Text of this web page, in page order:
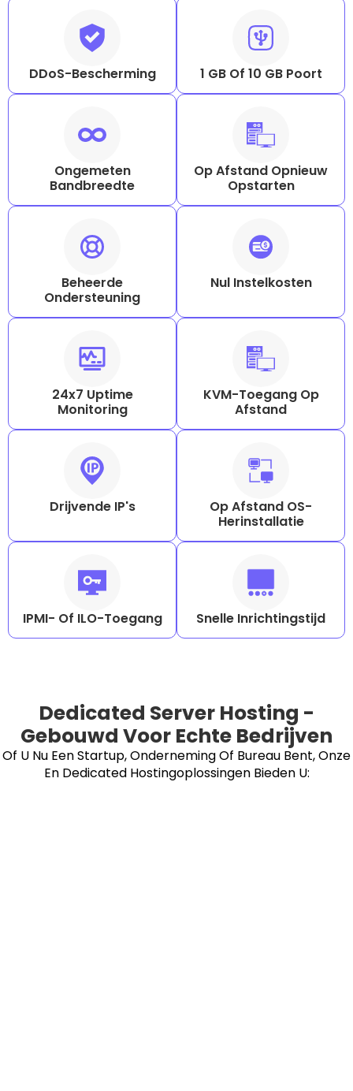
DDoS-Bescherming 1 GB Of 10 GB Poort
Ongemeten
Bandbreedte
Op Afstand Opnieuw
Opstarten
Beheerde
Ondersteuning
Nul Instelkosten
24x7 Uptime
Monitoring
KVM-Toegang Op
Afstand
Drijvende IP's
Op Afstand OS-
Herinstallatie
IPMI- Of ILO-Toegang Snelle Inrichtingstijd
Dedicated Server Hosting -
Gebouwd Voor Echte Bedrijven
Of U Nu Een Startup, Onderneming Of Bureau Bent, Onze
En Dedicated Hostingoplossingen Bieden U: